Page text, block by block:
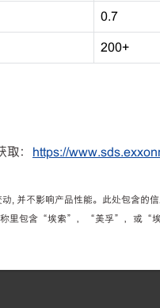
0.7
200+
： https://
并不影响产品性能。此处包含的
称里包含“埃索”，“美孚”，或“